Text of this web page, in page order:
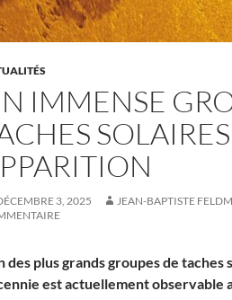
IMMENSE
3, 2025 JEAN-BAPTISTE
des plus grands groupes de taches
est actuellement observable